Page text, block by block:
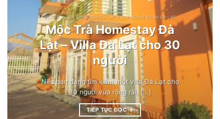
BLOG DU LỊCH HOMESTAY ĐÀ LẠT VILLA NGUYÊN CĂN ĐÀ LẠT
Mộc Trà Homestay Đà
Lạt – Villa Đà Lạt cho 30
người
Nếu bạn đang tìm kiếm một villa Đà Lạt cho
30 người vừa rộng rãi, [...]
TIẾP TỤC ĐỌC→